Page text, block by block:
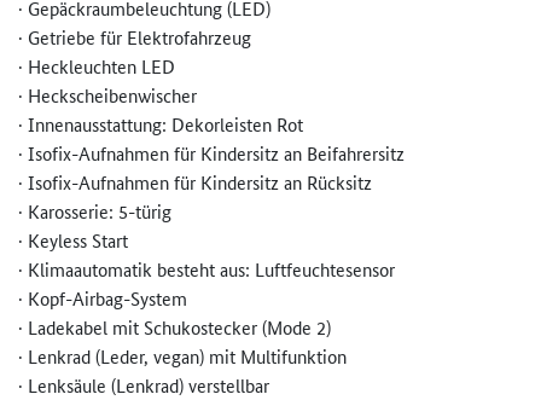
· Gepäckraumbeleuchtung (LED)
· Getriebe für Elektrofahrzeug
· Heckleuchten LED
· Heckscheibenwischer
· Innenausstattung: Dekorleisten Rot
· Isofix-Aufnahmen für Kindersitz an Beifahrersitz
· Isofix-Aufnahmen für Kindersitz an Rücksitz
· Karosserie: 5-türig
· Keyless Start
· Klimaautomatik besteht aus: Luftfeuchtesensor
· Kopf-Airbag-System
· Ladekabel mit Schukostecker (Mode 2)
· Lenkrad (Leder, vegan) mit Multifunktion
· Lenksäule (Lenkrad) verstellbar